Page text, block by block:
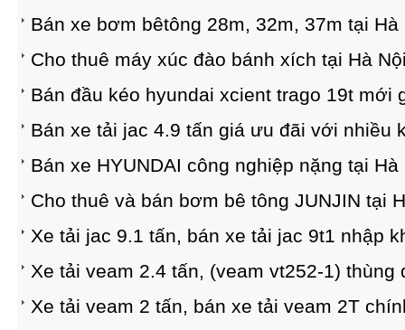
Bán xe bơm bêtông 28m, 32m, 37m tại Hà
Cho thuê máy xúc đào bánh xích tại Hà
Bán đầu kéo hyundai xcient trago 19t mới
Bán xe tải jac 4.9 tấn giá ưu đãi với nhiều
Bán xe HYUNDAI công nghiệp nặng tại Hà
Cho thuê và bán bơm bê tông JUNJIN tại
Xe tải jac 9.1 tấn, bán xe tải jac 9t1 nhập
Xe tải veam 2.4 tấn, (veam vt252-1) thùng
Xe tải veam 2 tấn, bán xe tải veam 2T